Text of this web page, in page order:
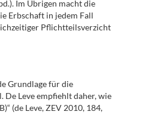
Im Übrigen macht die
Erbschaft in jedem Fall
Pflichtteilsverzicht
Grundlage für die
De Leve empfiehlt daher, wie
(de Leve, ZEV 2010, 184,